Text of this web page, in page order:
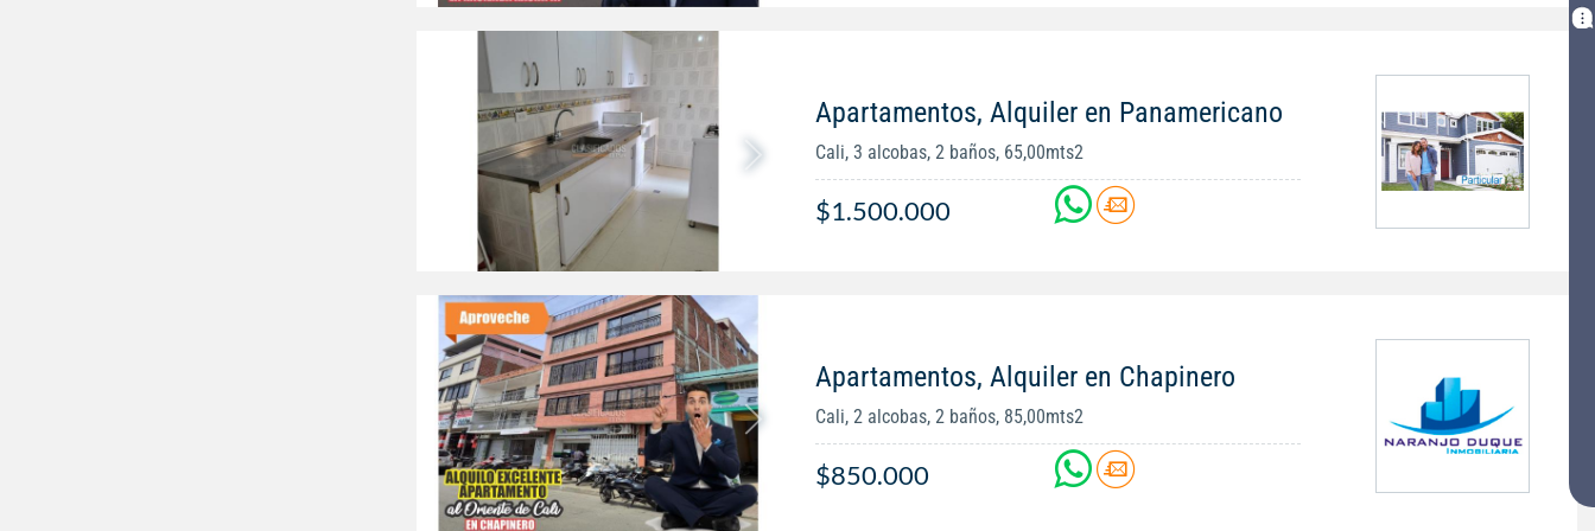
Apartamentos, Alquiler en Panamericano
Cali, 3 alcobas, 2 baños, 65,00mts2
$1.500.000
Apartamentos, Alquiler en Chapinero
Cali, 2 alcobas, 2 baños, 85,00mts2
$850.000